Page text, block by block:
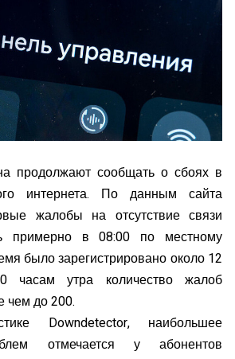
продолжают сообщать о сбоях в
интернета. По данным сайта
жалобы на отсутствие связи
примерно в 08:00 по местному
было зарегистрировано около 12
часам утра количество жалоб
чем до 200.
Downdetector, наибольшее
отмечается у абонентов